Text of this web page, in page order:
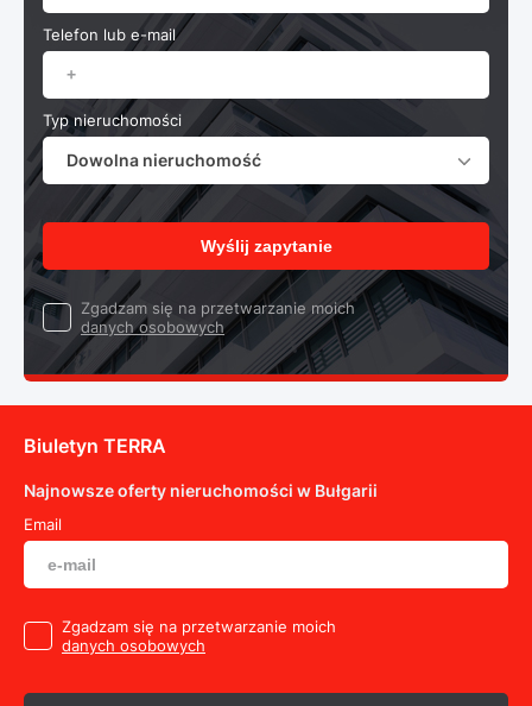
Telefon lub e-mail
Typ nieruchomości
Dowolna nieruchomość
Wyślij zapytanie
Zgadzam się na przetwarzanie moich
danych osobowych
Biuletyn TERRA
Najnowsze oferty nieruchomości w Bułgarii
Email
Zgadzam się na przetwarzanie moich
danych osobowych